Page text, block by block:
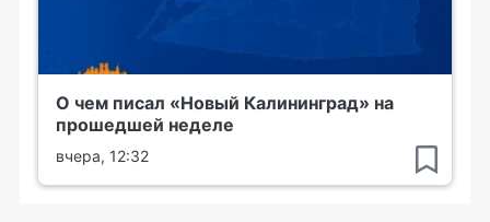
О чем писал «Новый Калининград» на
прошедшей неделе
вчера, 12:32